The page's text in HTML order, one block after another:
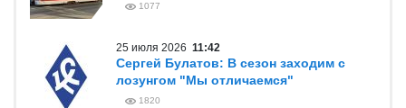
1077
25 июля 2026 11:42
Сергей Булатов: В сезон заходим с
лозунгом "Мы отличаемся"
1820